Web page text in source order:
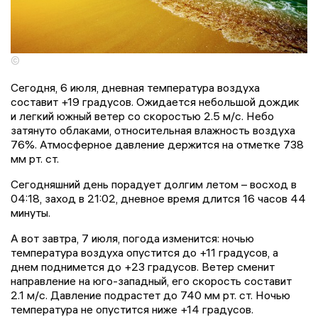
©
Сегодня, 6 июля, дневная температура воздуха
составит +19 градусов. Ожидается небольшой дождик
и легкий южный ветер со скоростью 2.5 м/с. Небо
затянуто облаками, относительная влажность воздуха
76%. Атмосферное давление держится на отметке 738
мм рт. ст.
Сегодняшний день порадует долгим летом – восход в
04:18, заход в 21:02, дневное время длится 16 часов 44
минуты.
А вот завтра, 7 июля, погода изменится: ночью
температура воздуха опустится до +11 градусов, а
днем поднимется до +23 градусов. Ветер сменит
направление на юго-западный, его скорость составит
2.1 м/с. Давление подрастет до 740 мм рт. ст. Ночью
температура не опустится ниже +14 градусов.